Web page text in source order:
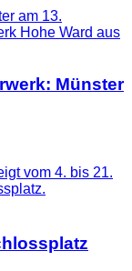
Münster